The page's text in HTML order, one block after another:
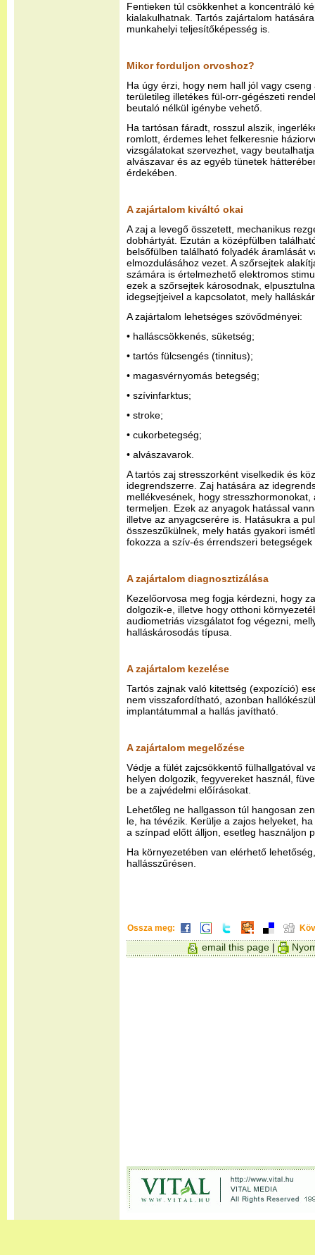
Fentieken túl csökkenhet a koncentráló
kialakulhatnak. Tartós zajártalom
munkahelyi teljesítőképesség is.
Mikor forduljon orvoshoz?
Ha úgy érzi, hogy nem hall jól vagy
területileg illetékes fül-orr-gégészeti
beutaló nélkül igénybe vehető.
Ha tartósan fáradt, rosszul alszik,
romlott, érdemes lehet felkeresnie
vizsgálatokat szervezhet, vagy
alvászavar és az egyéb tünetek
érdekében.
A zajártalom kiváltó okai
A zaj a levegő összetett, mechanikus
dobhártyát. Ezután a középfülben
belsőfülben található folyadék áramlását
elmozdulásához vezet. A szőrsejtek
számára is értelmezhető elektromos
ezek a szőrsejtek károsodnak,
idegsejtjeivel a kapcsolatot, mely
A zajártalom lehetséges szövődményei:
• halláscsökkenés, süketség;
• tartós fülcsengés (tinnitus);
• magasvérnyomás betegség;
• szívinfarktus;
• stroke;
• cukorbetegség;
• alvászavarok.
A tartós zaj stresszorként viselkedik és
idegrendszerre. Zaj hatására az
mellékvesének, hogy
termeljen. Ezek az anyagok hatással
illetve az anyagcserére is. Hatásukra a
összeszűkülnek, mely hatás gyakori
fokozza a szív-és érrendszeri betegségek
A zajártalom diagnosztizálása
Kezelőorvosa meg fogja kérdezni, hogy
dolgozik-e, illetve hogy otthoni
audiometriás vizsgálatot fog végezni,
halláskárosodás típusa.
A zajártalom kezelése
Tartós zajnak való kitettség (expozíció)
nem visszafordítható, azonban
implantátummal a hallás javítható.
A zajártalom megelőzése
Védje a fülét zajcsökkentő fülhallgatóval
helyen dolgozik, fegyvereket használ,
be a zajvédelmi előírásokat.
Lehetőleg ne hallgasson túl hangosan
le, ha tévézik. Kerülje a zajos helyeket,
a színpad előtt álljon, esetleg használjon
Ha környezetében van elérhető
hallásszűrésen.
Ossza meg:
email this page |